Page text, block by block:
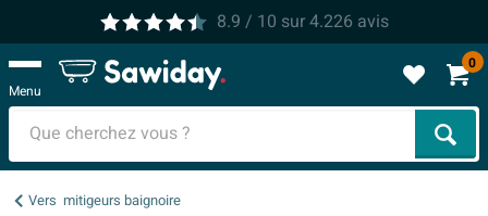
8.9 / 10 sur4.226 avis
Menu
0
Vers mitigeurs baignoire